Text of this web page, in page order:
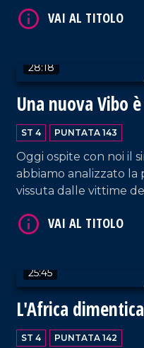
Napoletano.
28:18
Una nuova Vibo
ST 4 PUNTATA 143
Oggi ospite con noi il
abbiamo analizzato
vissuta dalle vittime
Biodiversità e,
25:45
L'Africa
Ennio Stamile
ST 4 PUNTATA 142